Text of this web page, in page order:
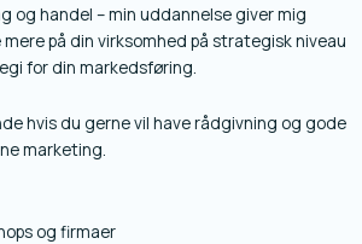
og handel – min uddannelse giver mig
på din virksomhed på strategisk niveau
for din markedsføring.
hvis du gerne vil have rådgivning og gode
marketing.
og firmaer